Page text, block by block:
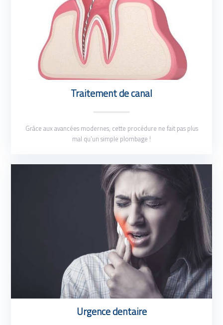
Traitement de canal
Grâce aux avancées modernes, cette procédure ne fait pas plus
mal qu’un simple plombage !
Urgence dentaire